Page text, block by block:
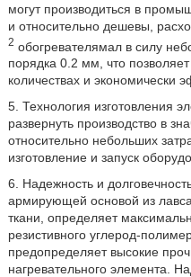
могут производиться в
и относительно дешевы,
2 обогревателямал в силу
порядка 0.2 мм, что
количествах и экономически
5. Технология изготовления
развернуть производство в
относительно небольших
изготовление и запуск
6. Надежность и
армирующей основой из
ткани, определяет
резистивного углерод-
предопределяет высокие
нагревательного элемента.